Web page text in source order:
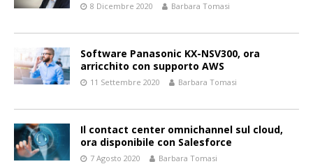
8 Dicembre 2020 Barbara Tomasi
Software Panasonic KX-NSV300, ora
arricchito con supporto AWS
11 Settembre 2020 Barbara Tomasi
Il contact center omnichannel sul cloud,
ora disponibile con Salesforce
7 Agosto 2020 Barbara Tomasi